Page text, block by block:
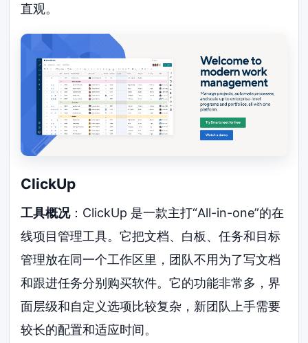
直观。
ClickUp
工具概况：ClickUp 是一款主打“All-in-one”的在
线项目管理工具。它把文档、白板、任务和目标
管理放在同一个工作区里，团队不用为了写文档
和跟进任务分别购买软件。它的功能非常多，界
面层级和自定义选项比较复杂，新团队上手需要
较长的配置和适应时间。